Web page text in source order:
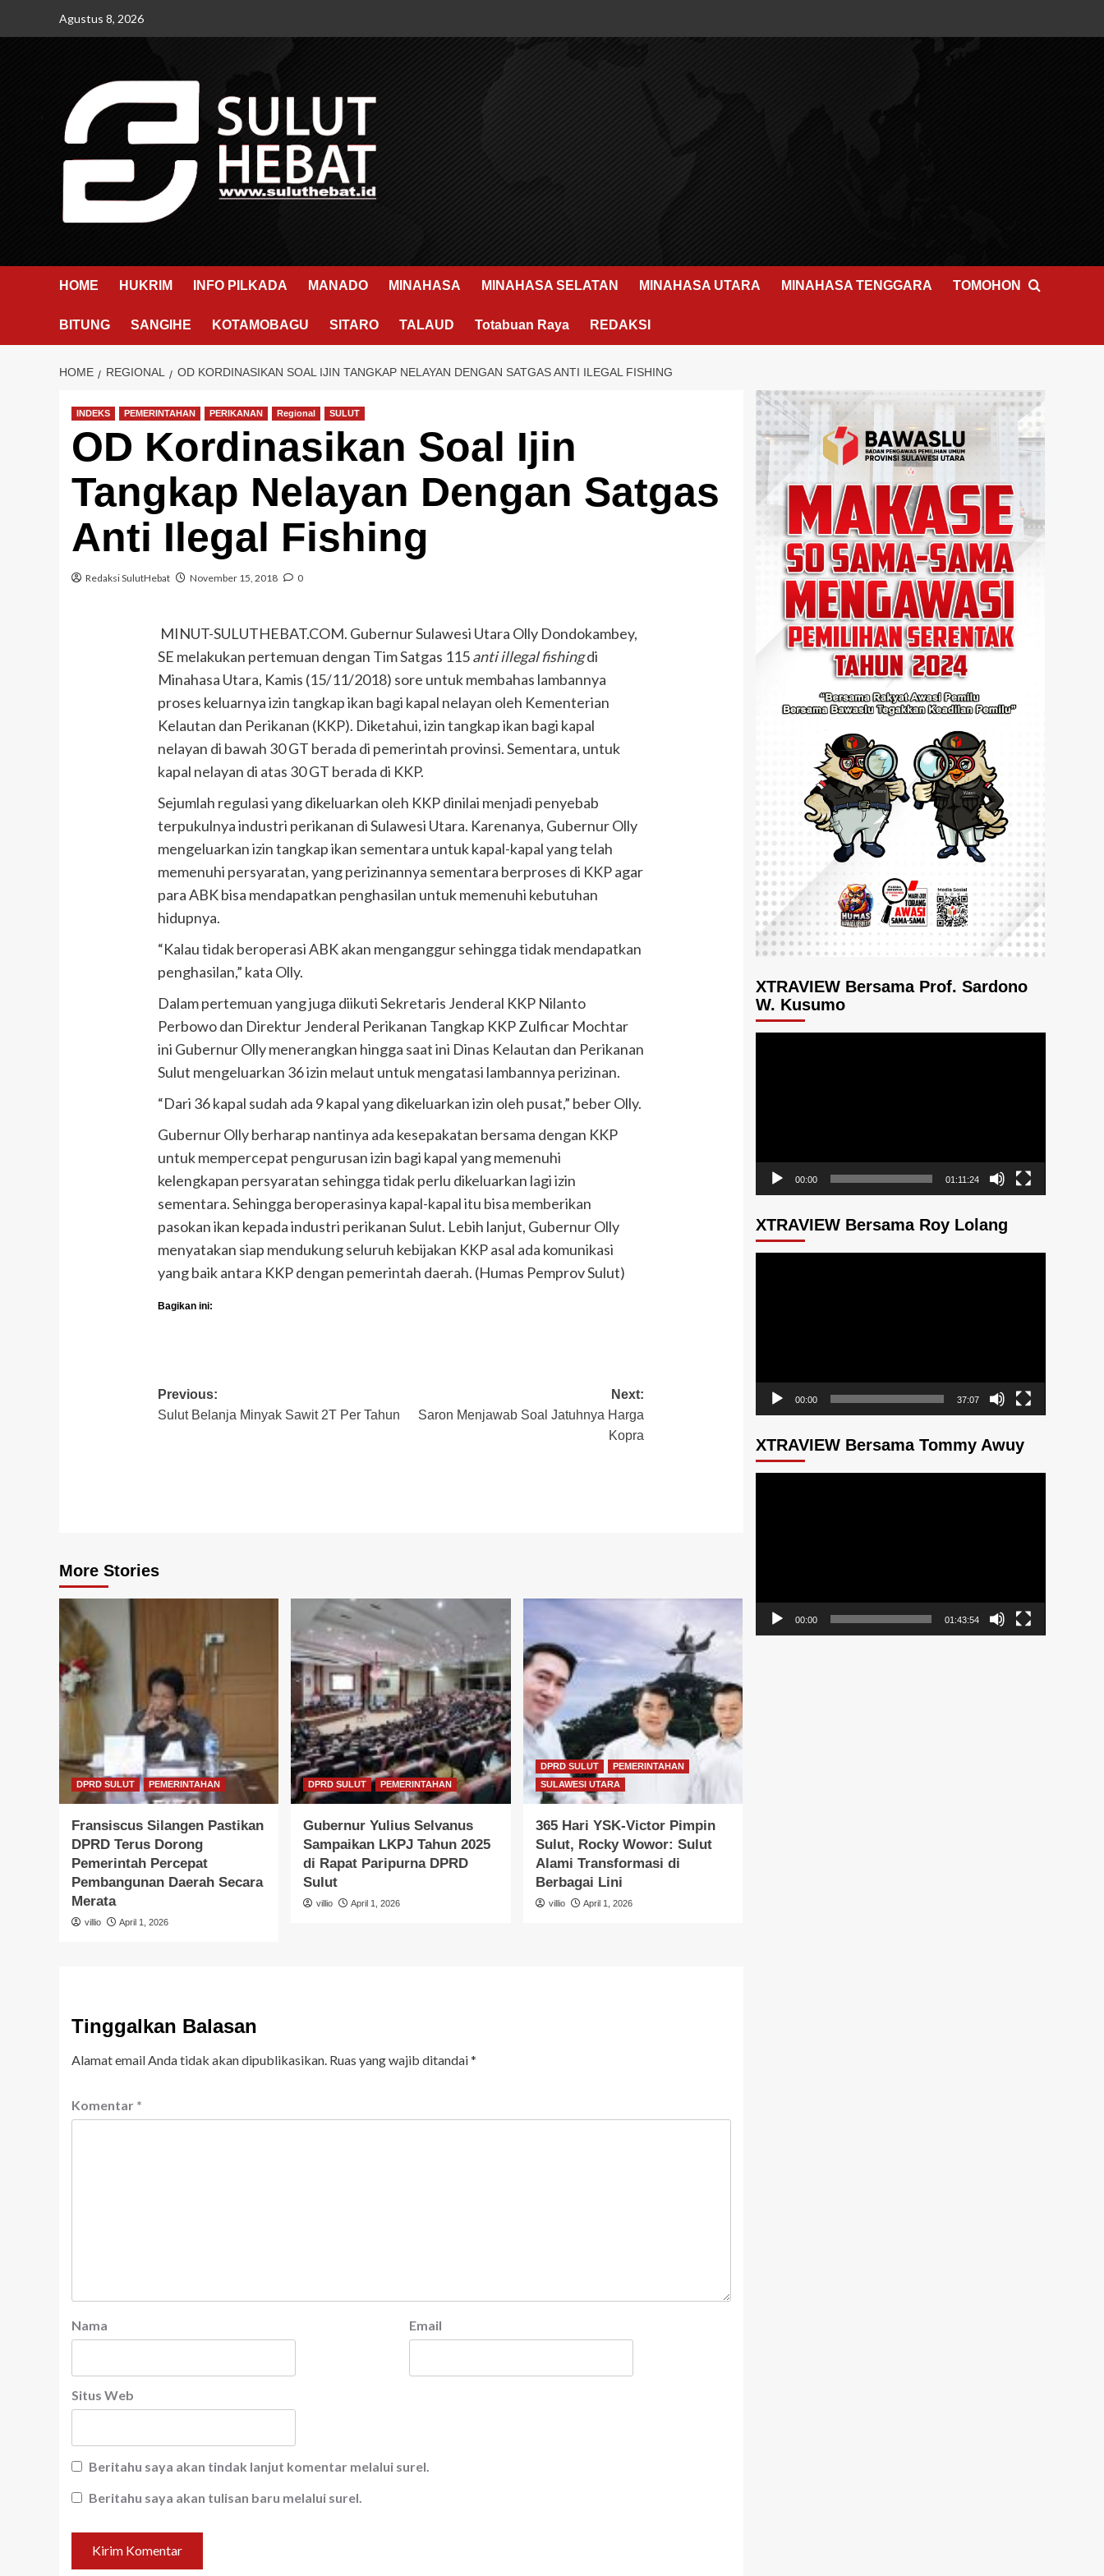
Agustus 8, 2026
HOME HUKRIM INFO PILKADA MANADO MINAHASA MINAHASA SELATAN MINAHASA UTARA MINAHASA TENGGARA TOMOHON
BITUNG SANGIHE KOTAMOBAGU SITARO TALAUD Totabuan Raya REDAKSI
HOME REGIONAL OD KORDINASIKAN SOAL IJIN TANGKAP NELAYAN DENGAN SATGAS ANTI ILEGAL FISHING
INDEKS PEMERINTAHAN PERIKANAN Regional SULUT
OD Kordinasikan Soal Ijin
Tangkap Nelayan Dengan Satgas
Anti Ilegal Fishing
Redaksi SulutHebat November 15, 2018 0
MINUT-SULUTHEBAT.COM. Gubernur Sulawesi Utara Olly Dondokambey,
SE melakukan pertemuan dengan Tim Satgas 115anti illegal fishingdi
Minahasa Utara, Kamis (15/11/2018) sore untuk membahas lambannya
proses keluarnya izin tangkap ikan bagi kapal nelayan oleh Kementerian
Kelautan dan Perikanan (KKP). Diketahui, izin tangkap ikan bagi kapal
nelayan di bawah 30 GT berada di pemerintah provinsi. Sementara, untuk
kapal nelayan di atas 30 GT berada di KKP.
Sejumlah regulasi yang dikeluarkan oleh KKP dinilai menjadi penyebab
terpukulnya industri perikanan di Sulawesi Utara. Karenanya, Gubernur Olly
mengeluarkan izin tangkap ikan sementara untuk kapal-kapal yang telah
memenuhi persyaratan, yang perizinannya sementara berproses di KKP agar
para ABK bisa mendapatkan penghasilan untuk memenuhi kebutuhan
hidupnya.
“Kalau tidak beroperasi ABK akan menganggur sehingga tidak mendapatkan
penghasilan,” kata Olly.
Dalam pertemuan yang juga diikuti Sekretaris Jenderal KKP Nilanto
Perbowo dan Direktur Jenderal Perikanan Tangkap KKP Zulficar Mochtar
ini Gubernur Olly menerangkan hingga saat ini Dinas Kelautan dan Perikanan
Sulut mengeluarkan 36 izin melaut untuk mengatasi lambannya perizinan.
“Dari 36 kapal sudah ada 9 kapal yang dikeluarkan izin oleh pusat,” beber Olly.
Gubernur Olly berharap nantinya ada kesepakatan bersama dengan KKP
untuk mempercepat pengurusan izin bagi kapal yang memenuhi
kelengkapan persyaratan sehingga tidak perlu dikeluarkan lagi izin
sementara. Sehingga beroperasinya kapal-kapal itu bisa memberikan
pasokan ikan kepada industri perikanan Sulut. Lebih lanjut, Gubernur Olly
menyatakan siap mendukung seluruh kebijakan KKP asal ada komunikasi
yang baik antara KKP dengan pemerintah daerah. (Humas Pemprov Sulut)
Bagikan ini:
Post
navigation
Previous:
Sulut Belanja Minyak Sawit 2T Per Tahun
Next:
Saron Menjawab Soal Jatuhnya Harga
Kopra
More Stories
DPRD SULUT PEMERINTAHAN
Fransiscus Silangen Pastikan
DPRD Terus Dorong
Pemerintah Percepat
Pembangunan Daerah Secara
Merata
villio April 1, 2026
DPRD SULUT PEMERINTAHAN
Gubernur Yulius Selvanus
Sampaikan LKPJ Tahun 2025
di Rapat Paripurna DPRD
Sulut
villio April 1, 2026
DPRD SULUT
PEMERINTAHAN
SULAWESI UTARA
365 Hari YSK-Victor Pimpin
Sulut, Rocky Wowor: Sulut
Alami Transformasi di
Berbagai Lini
villio April 1, 2026
Tinggalkan Balasan
Alamat email Anda tidak akan dipublikasikan. Ruas yang wajib ditandai*
Komentar *
Nama Email
Situs Web
Beritahu saya akan tindak lanjut komentar melalui surel.
Beritahu saya akan tulisan baru melalui surel.
XTRAVIEW Bersama Prof. Sardono
W. Kusumo
00:00 01:11:24
XTRAVIEW Bersama Roy Lolang
00:00 37:07
XTRAVIEW Bersama Tommy Awuy
00:00 01:43:54